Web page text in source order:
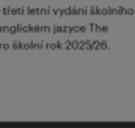
letní vydání školního
jazyce The
školní rok 2025/26.